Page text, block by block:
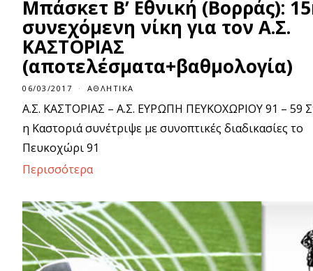
Μπάσκετ Β’ Εθνική (Βορράς):
συνεχόμενη νίκη για τον Α.Σ.
ΚΑΣΤΟΡΙΑΣ
(αποτελέσματα+βαθμολογία)
06/03/2017
/
3
2
1
ΑΘΛΗΤΙΚΆ
Α.Σ. ΚΑΣΤΟΡΙΑΣ – Α.Σ. ΕΥΡΩΠΗ ΠΕΥΚΟΧΩΡΙΟΥ 91 – 59
η Καστοριά συνέτριψε με συνοπτικές διαδικασίες το
Πευκοχώρι 91
Περισσότερα